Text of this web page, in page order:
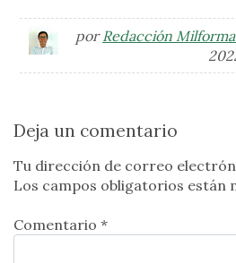
por Redacción
Deja un comentario
Tu dirección de correo
Los campos obligatorios están
Comentario *